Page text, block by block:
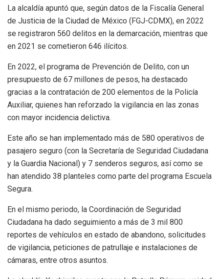
La alcaldía apuntó que, según datos de la Fiscalía General
de Justicia de la Ciudad de México (FGJ-CDMX), en 2022
se registraron 560 delitos en la demarcación, mientras que
en 2021 se cometieron 646 ilícitos.
En 2022, el programa de Prevención de Delito, con un
presupuesto de 67 millones de pesos, ha destacado
gracias a la contratación de 200 elementos de la Policía
Auxiliar, quienes han reforzado la vigilancia en las zonas
con mayor incidencia delictiva.
Este año se han implementado más de 580 operativos de
pasajero seguro (con la Secretaría de Seguridad Ciudadana
y la Guardia Nacional) y 7 senderos seguros, así como se
han atendido 38 planteles como parte del programa Escuela
Segura.
En el mismo periodo, la Coordinación de Seguridad
Ciudadana ha dado seguimiento a más de 3 mil 800
reportes de vehículos en estado de abandono, solicitudes
de vigilancia, peticiones de patrullaje e instalaciones de
cámaras, entre otros asuntos.